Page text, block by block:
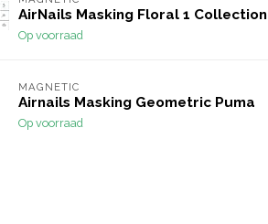
AirNails Masking Floral 1 Collection
Op voorraad
MAGNETIC
Airnails Masking Geometric Puma
Op voorraad